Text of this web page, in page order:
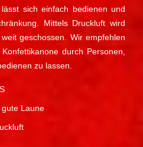
sich einfach bedienen und
Mittels Druckluft wird
geschossen. Wir empfehlen
durch Personen,
zu lassen.
Laune